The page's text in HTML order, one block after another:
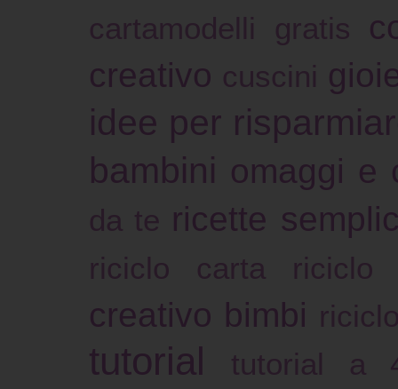
cartamodelli gratis
creativo cuscini
idee per
bambini omaggi e
da te ricette
riciclo carta riciclo
creativo bimbi
tutorial tutorial a